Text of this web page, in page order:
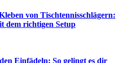
von Tischtennisschlägern:
dem richtigen Setup
Einfädeln: So gelingt es dir